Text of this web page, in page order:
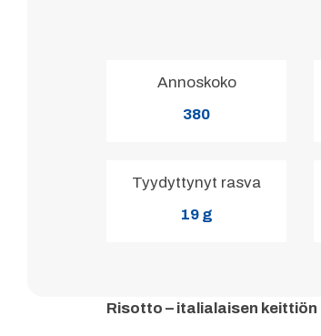
Annoskoko
380
Tyydyttynyt rasva
19 g
Risotto – italialaisen keittiön